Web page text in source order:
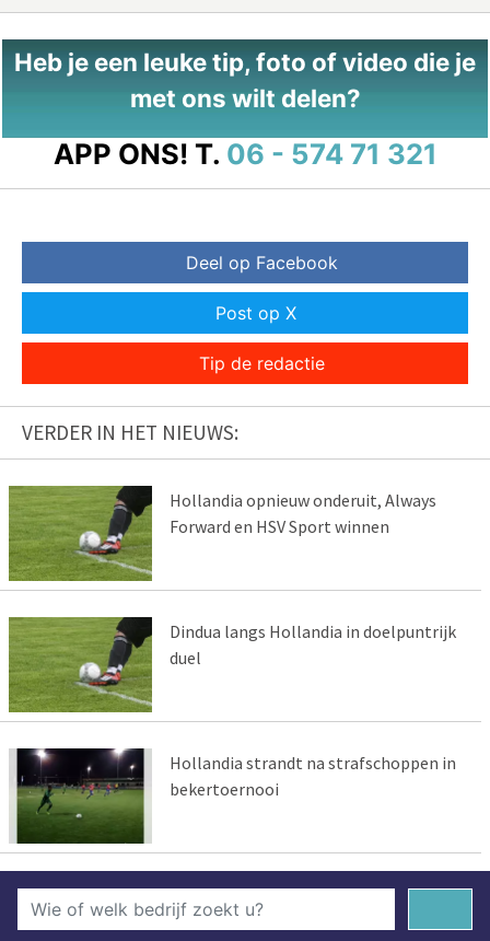
Heb je een leuke tip, foto of video die je
met ons wilt delen?
APP ONS! T. 06 - 574 71 321
Deel op Facebook
Post op X
Tip de redactie
VERDER IN HET NIEUWS:
Hollandia opnieuw onderuit, Always
Forward en HSV Sport winnen
Dindua langs Hollandia in doelpuntrijk
duel
Hollandia strandt na strafschoppen in
bekertoernooi